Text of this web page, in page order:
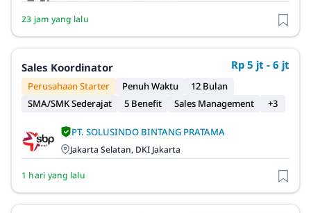
23 jam yang lalu
Sales Koordinator Rp 5 jt - 6 jt
Perusahaan Starter Penuh Waktu
12 Bulan
SMA/SMK Sederajat
5 Benefit Sales Management +3
PT. SOLUSINDO BINTANG PRATAMA
Jakarta Selatan, DKI Jakarta
1 hari yang lalu